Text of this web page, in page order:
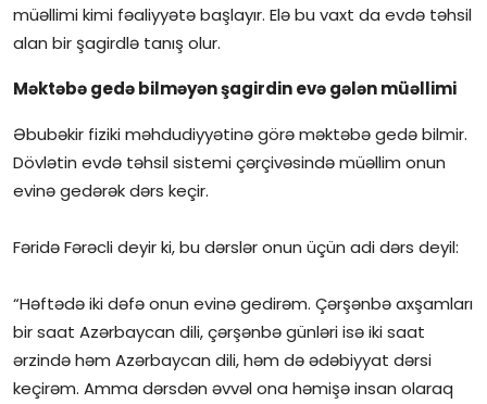
müəllimi kimi fəaliyyətə başlayır. Elə bu vaxt da evdə təhsil
alan bir şagirdlə tanış olur.
Məktəbə gedə bilməyən şagirdin evə gələn müəllimi
Əbubəkir fiziki məhdudiyyətinə görə məktəbə gedə bilmir.
Dövlətin evdə təhsil sistemi çərçivəsində müəllim onun
evinə gedərək dərs keçir.
Fəridə Fərəcli deyir ki, bu dərslər onun üçün adi dərs deyil:
“Həftədə iki dəfə onun evinə gedirəm. Çərşənbə axşamları
bir saat Azərbaycan dili, çərşənbə günləri isə iki saat
ərzində həm Azərbaycan dili, həm də ədəbiyyat dərsi
keçirəm. Amma dərsdən əvvəl ona həmişə insan olaraq